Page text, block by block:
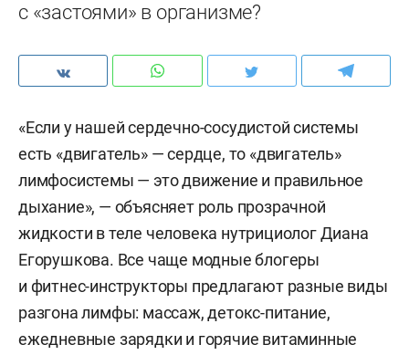
с «застоями» в организме?
«Если у нашей сердечно-сосудистой системы
есть «двигатель» — сердце, то «двигатель»
лимфосистемы — это движение и правильное
дыхание», — объясняет роль прозрачной
жидкости в теле человека нутрициолог Диана
Егорушкова. Все чаще модные блогеры
и фитнес-инструкторы предлагают разные виды
разгона лимфы: массаж, детокс-питание,
ежедневные зарядки и горячие витаминные